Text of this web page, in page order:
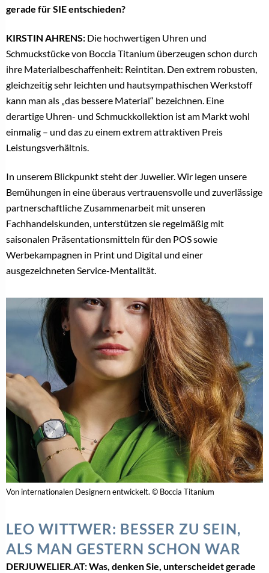
gerade für SIE entschieden?
KIRSTIN AHRENS: Die hochwertigen Uhren und
Schmuckstücke von Boccia Titanium überzeugen schon durch
ihre Materialbeschaffenheit: Reintitan. Den extrem robusten,
gleichzeitig sehr leichten und hautsympathischen Werkstoff
kann man als „das bessere Material“ bezeichnen. Eine
derartige Uhren- und Schmuckkollektion ist am Markt wohl
einmalig – und das zu einem extrem attraktiven Preis
Leistungsverhältnis.
In unserem Blickpunkt steht der Juwelier. Wir legen unsere
Bemühungen in eine überaus vertrauensvolle und zuverlässige
partnerschaftliche Zusammenarbeit mit unseren
Fachhandelskunden, unterstützen sie regelmäßig mit
saisonalen Präsentationsmitteln für den POS sowie
Werbekampagnen in Print und Digital und einer
ausgezeichneten Service-Mentalität.
Von internationalen Designern entwickelt. © Boccia Titanium
LEO WITTWER: BESSER ZU SEIN,
ALS MAN GESTERN SCHON WAR
DERJUWELIER.AT: Was, denken Sie, unterscheidet gerade